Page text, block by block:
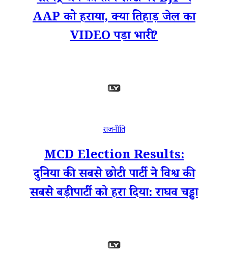
AAP को हराया, क्या तिहाड़ जेल का
VIDEO पड़ा भारी?
राजनीति
MCD Election Results:
दुनिया की सबसे छोटी पार्टी ने विश्व की
सबसे बड़ी पार्टी को हरा दिया: राघव चड्ढा